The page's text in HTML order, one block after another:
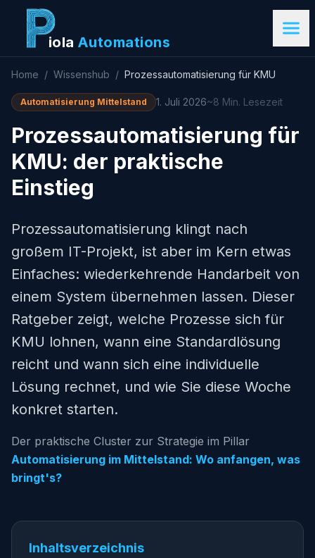
iola Automations
Home / Wissenshub / Prozessautomatisierung für KMU
Automatisierung Mittelstand 1. Juli 2026~8 Min. Lesezeit
Prozessautomatisierung für
KMU: der praktische
Einstieg
Prozessautomatisierung klingt nach
großem IT-Projekt, ist aber im Kern etwas
Einfaches: wiederkehrende Handarbeit von
einem System übernehmen lassen. Dieser
Ratgeber zeigt, welche Prozesse sich für
KMU lohnen, wann eine Standardlösung
reicht und wann sich eine individuelle
Lösung rechnet, und wie Sie diese Woche
konkret starten.
Der praktische Cluster zur Strategie im Pillar
Automatisierung im Mittelstand: Wo anfangen, was
bringt's?
Inhaltsverzeichnis